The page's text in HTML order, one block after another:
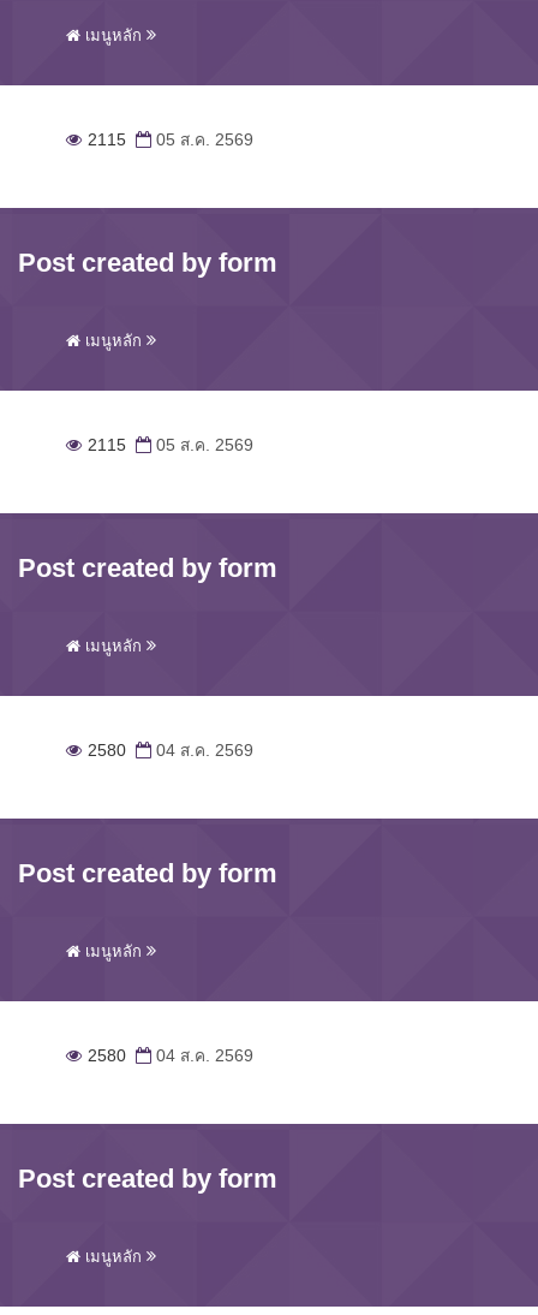
เมนูหลัก
2115 05 ส.ค. 2569
Post created by form
เมนูหลัก
2115 05 ส.ค. 2569
Post created by form
เมนูหลัก
2580 04 ส.ค. 2569
Post created by form
เมนูหลัก
2580 04 ส.ค. 2569
Post created by form
เมนูหลัก